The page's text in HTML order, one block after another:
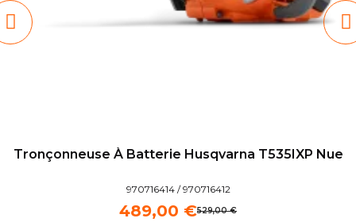
Tronçonneuse À Batterie Husqvarna T535IXP Nue
970716414 / 970716412
529,00 €
489,00 €